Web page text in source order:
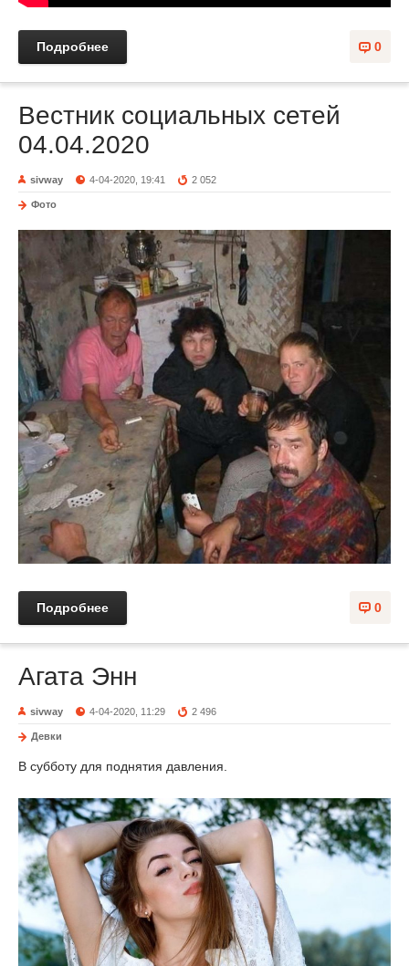
0
Подробнее
Вестник социальных сетей
04.04.2020
sivway 4-04-2020, 19:41 2 052
Фото
0
Подробнее
Агата Энн
sivway 4-04-2020, 11:29 2 496
Девки
В субботу для поднятия давления.